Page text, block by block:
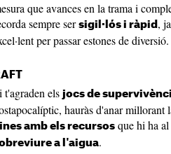
que avances en la trama i
sempre ser sigil·lós i ràpid ,
per passar estones de diversió.
t'agraden els jocs de
hauràs d'anar millorant
amb els recursos que hi ha
a l'aigua.